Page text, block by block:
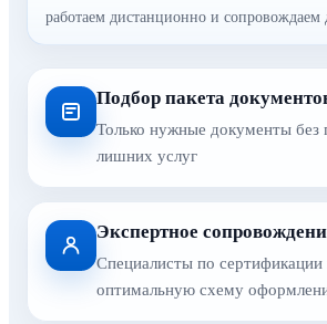
работаем дистанционно и сопровождаем
Подбор пакета
Только нужные документы без
лишних услуг
Экспертное
Специалисты по сертификации
оптимальную схему